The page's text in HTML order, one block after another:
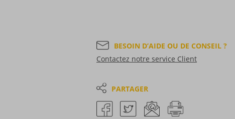
BESOIN D’AIDE OU DE CONSEIL ?
Contactez notre service Client
PARTAGER